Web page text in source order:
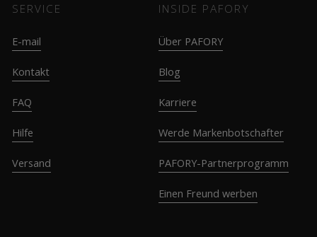
SERVICE
E-mail
Kontakt
FAQ
Hilfe
Versand
INSIDE PAFORY
Über PAFORY
Blog
Karriere
Werde Markenbotschafter
PAFORY-Partnerprogramm
Einen Freund werben